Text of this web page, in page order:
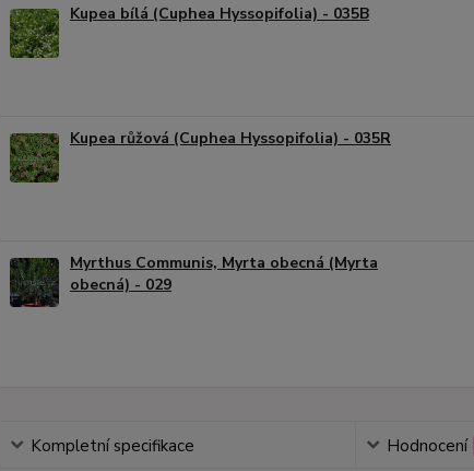
Kupea bílá (Cuphea Hyssopifolia) - 035B
Kupea růžová (Cuphea Hyssopifolia) - 035R
Myrthus Communis, Myrta obecná (Myrta
obecná) - 029
Kompletní specifikace Hodnocení